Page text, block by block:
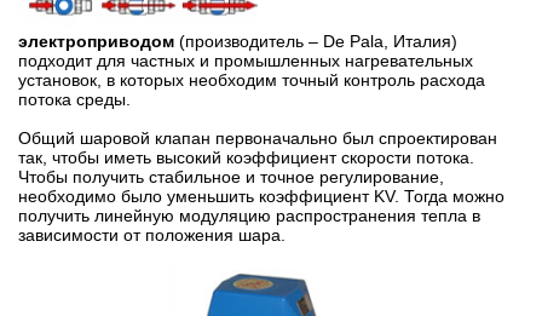
электроприводом (производитель – De Pala, Италия)
подходит для частных и промышленных нагревательных
установок, в которых необходим точный контроль расхода
потока среды.
Общий шаровой клапан первоначально был спроектирован
так, чтобы иметь высокий коэффициент скорости потока.
Чтобы получить стабильное и точное регулирование,
необходимо было уменьшить коэффициент KV. Тогда можно
получить линейную модуляцию распространения тепла в
зависимости от положения шара.